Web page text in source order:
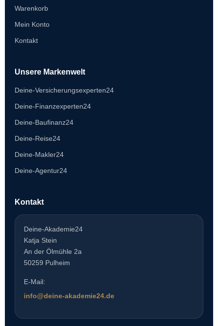
Warenkorb
Mein Konto
Kontakt
Unsere Markenwelt
Deine-Versicherungsexperten24
Deine-Finanzexperten24
Deine-Baufinanz24
Deine-Reise24
Deine-Makler24
Deine-Agentur24
Kontakt
Deine-Akademie24
Katja Stein
An der Ölmühle 2a
50259 Pulheim
E-Mail:
info@deine-akademie24.de